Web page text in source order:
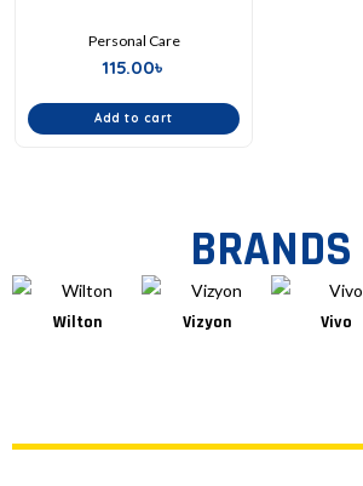
Personal Care
115.00৳
Add to cart
BRANDS
Wilton Vizyon Vivo